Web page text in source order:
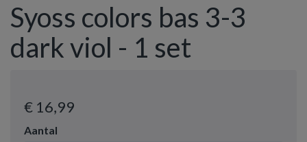
Syoss colors bas 3-3
dark viol - 1 set
€ 16,99
Aantal